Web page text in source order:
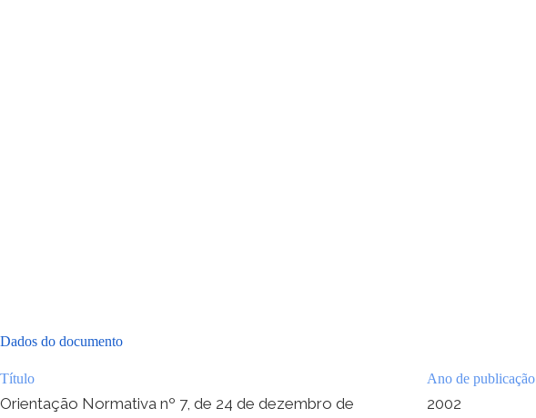
Dados do documento
Título
Orientação Normativa nº 7, de 24 de dezembro de
Ano de publicação
2002